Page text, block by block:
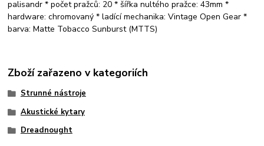
palisandr * počet pražců: 20 * šířka nultého pražce: 43mm *
hardware: chromovaný * ladící mechanika: Vintage Open Gear *
barva: Matte Tobacco Sunburst (MTTS)
Zboží zařazeno v kategoriích
Strunné nástroje
Akustické kytary
Dreadnought